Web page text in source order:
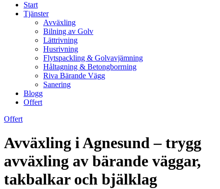
Start
Tjänster
Avväxling
Bilning av Golv
Lättrivning
Husrivning
Flytspackling & Golvavjämning
Håltagning & Betongborrning
Riva Bärande Vägg
Sanering
Blogg
Offert
Offert
Avväxling i Agnesund – trygg
avväxling av bärande väggar,
takbalkar och bjälklag